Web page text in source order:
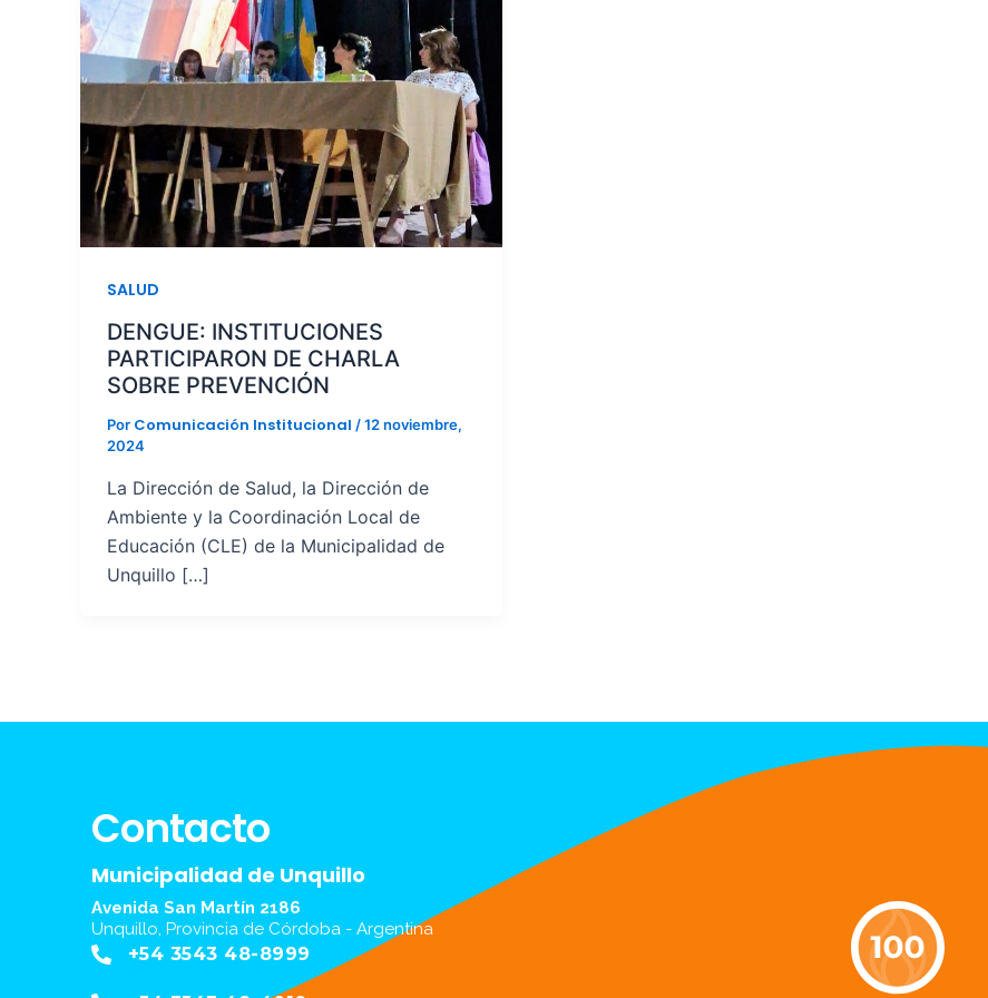
SALUD
DENGUE: INSTITUCIONES
PARTICIPARON DE CHARLA
SOBRE PREVENCIÓN
Por Comunicación Institucional /12 noviembre,
2024
La Dirección de Salud, la Dirección de
Ambiente y la Coordinación Local de
Educación (CLE) de la Municipalidad de
Unquillo […]
Contacto
Municipalidad de Unquillo
Avenida San Martín 2186
Unquillo, Provincia de Córdoba - Argentina
+54 3543 48-8999